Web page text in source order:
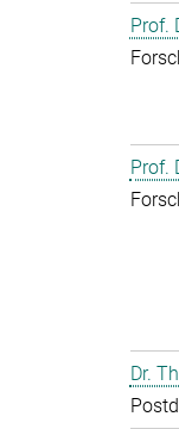
Prof.
Prof.
Dr.